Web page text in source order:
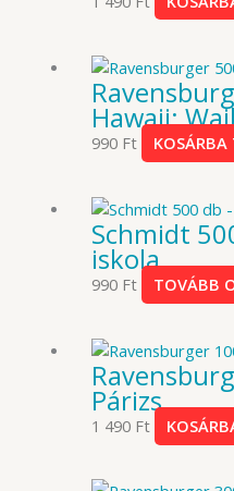
Hawaii:
990 Ft KOSÁRBA
Schmidt
iskola
990 Ft TOVÁBB
Párizs
1 490 Ft